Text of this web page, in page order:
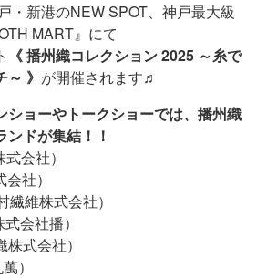
・新港のNEW SPOT、神戸最大級
MART』にて
《 播州織コレクション 2025 ～糸で
》 が開催されます♬
ショーやトークショーでは、播州織
ドが集結！！
会社）
社）
維株式会社）
会社播）
式会社）
）